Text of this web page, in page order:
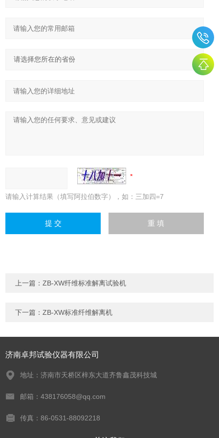
请输入计算结果（填写阿拉伯数字），如：三加四=7
上一篇：ZB-XW纤维标准解离试验机
下一篇：ZB-XW标准纤维解离机
济南卓邦试验仪器有限公司
地址：济南市天桥区梓东大道齐鲁鑫茂科技城
邮箱：438176058@qq.com
传真：86-0531-88092218